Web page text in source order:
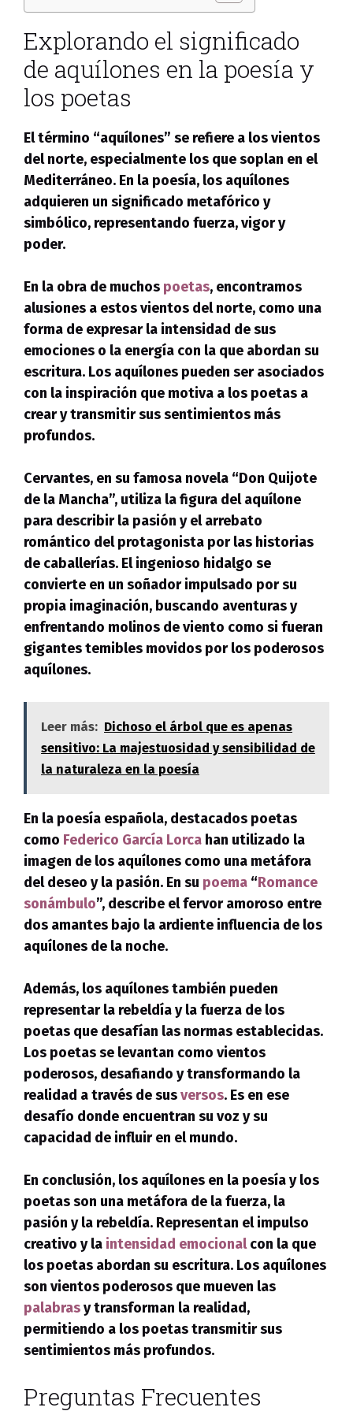
Explorando el significado
de aquílones en la poesía y
los poetas
El término “aquílones” se refiere a los vientos
del norte, especialmente los que soplan en el
Mediterráneo. En la poesía, los aquílones
adquieren un significado metafórico y
simbólico, representando fuerza, vigor y
poder.
En la obra de muchos poetas, encontramos
alusiones a estos vientos del norte, como una
forma de expresar la intensidad de sus
emociones o la energía con la que abordan su
escritura. Los aquílones pueden ser asociados
con la inspiración que motiva a los poetas a
crear y transmitir sus sentimientos más
profundos.
Cervantes, en su famosa novela “Don Quijote
de la Mancha”, utiliza la figura del aquílone
para describir la pasión y el arrebato
romántico del protagonista por las historias
de caballerías. El ingenioso hidalgo se
convierte en un soñador impulsado por su
propia imaginación, buscando aventuras y
enfrentando molinos de viento como si fueran
gigantes temibles movidos por los poderosos
aquílones.
Leer más: Dichoso el árbol que es apenas
sensitivo: La majestuosidad y sensibilidad de
la naturaleza en la poesía
En la poesía española, destacados poetas
como Federico García Lorca han utilizado la
imagen de los aquílones como una metáfora
del deseo y la pasión. En su poema “Romance
sonámbulo”, describe el fervor amoroso entre
dos amantes bajo la ardiente influencia de los
aquílones de la noche.
Además, los aquílones también pueden
representar la rebeldía y la fuerza de los
poetas que desafían las normas establecidas.
Los poetas se levantan como vientos
poderosos, desafiando y transformando la
realidad a través de susversos. Es en ese
desafío donde encuentran su voz y su
capacidad de influir en el mundo.
En conclusión, los aquílones en la poesía y los
poetas son una metáfora de la fuerza, la
pasión y la rebeldía. Representan el impulso
creativo y la intensidad emocionalcon la que
los poetas abordan su escritura. Los aquílones
son vientos poderosos que mueven las
palabrasy transforman la realidad,
permitiendo a los poetas transmitir sus
sentimientos más profundos.
Preguntas Frecuentes